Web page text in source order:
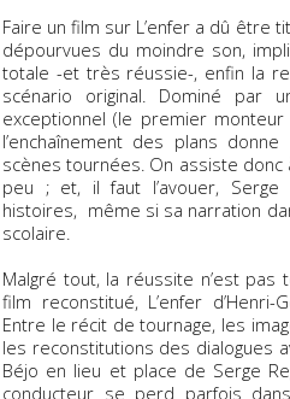
Faire un film sur L’enfer a dû être
dépourvues du moindre son,
totale -et très réussie-, enfin la
scénario original. Dominé par
exceptionnel (le premier monteur
l’enchaînement des plans
scènes tournées. On assiste
peu ; et, il faut l’avouer,
histoires, même si sa narration
scolaire.
Malgré tout, la réussite n’est pas
film reconstitué, L’enfer d’Henri-
Entre le récit de tournage, les
les reconstitutions des dialogues
Béjo en lieu et place de Serge
conducteur se perd parfois